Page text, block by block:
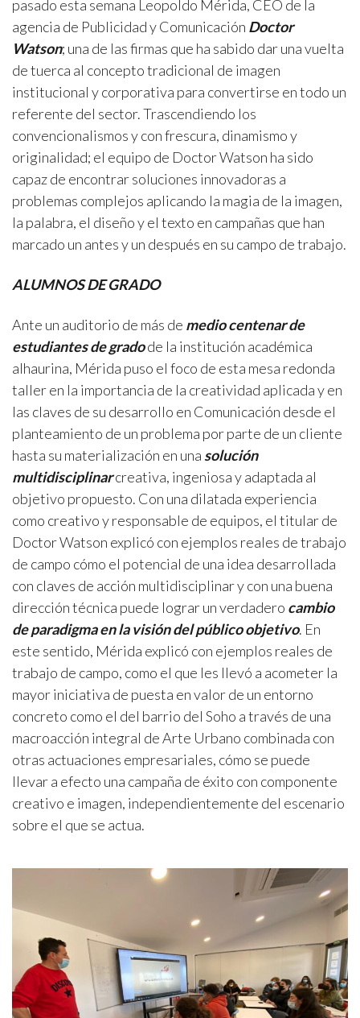
pasado esta semana Leopoldo Mérida, CEO de la
agencia de Publicidad y Comunicación Doctor
Watson; una de las firmas que ha sabido dar una vuelta
de tuerca al concepto tradicional de imagen
institucional y corporativa para convertirse en todo un
referente del sector. Trascendiendo los
convencionalismos y con frescura, dinamismo y
originalidad; el equipo de Doctor Watson ha sido
capaz de encontrar soluciones innovadoras a
problemas complejos aplicando la magia de la imagen,
la palabra, el diseño y el texto en campañas que han
marcado un antes y un después en su campo de trabajo.
ALUMNOS DE GRADO
Ante un auditorio de más de medio centenar de
estudiantes de gradode la institución académica
alhaurina, Mérida puso el foco de esta mesa redonda
taller en la importancia de la creatividad aplicada y en
las claves de su desarrollo en Comunicación desde el
planteamiento de un problema por parte de un cliente
hasta su materialización en una solución
multidisciplinarcreativa, ingeniosa y adaptada al
objetivo propuesto. Con una dilatada experiencia
como creativo y responsable de equipos, el titular de
Doctor Watson explicó con ejemplos reales de trabajo
de campo cómo el potencial de una idea desarrollada
con claves de acción multidisciplinar y con una buena
dirección técnica puede lograr un verdadero cambio
de paradigma en la visión del público objetivo. En
este sentido, Mérida explicó con ejemplos reales de
trabajo de campo, como el que les llevó a acometer la
mayor iniciativa de puesta en valor de un entorno
concreto como el del barrio del Soho a través de una
macroacción integral de Arte Urbano combinada con
otras actuaciones empresariales, cómo se puede
llevar a efecto una campaña de éxito con componente
creativo e imagen, independientemente del escenario
sobre el que se actua.